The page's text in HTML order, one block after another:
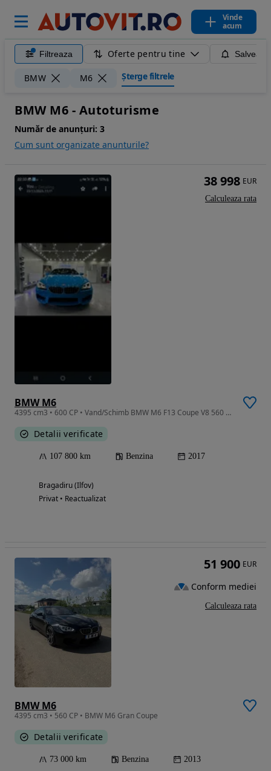
Vinde
acum
Filtreaza Oferte pentru tine
BMW M6 Șterge filtrele
BMW M6 - Autoturisme
Număr de anunțuri: 3
Cum sunt organizate anunturile?
BMW M6
4395 cm3 • 600 CP • Vand/Schimb BMW M6 F13 Coupe V8 560 CP
Detalii verificate
107 800 km Benzina 2017
Bragadiru (Ilfov)
Privat • Reactualizat
38 998 EUR
Calculeaza rata
BMW M6
4395 cm3 • 560 CP • BMW M6 Gran Coupe
Detalii verificate
73 000 km Benzina 2013
51 900 EUR
Conform mediei
Calculeaza rata